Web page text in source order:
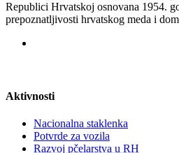
Republici Hrvatskoj osnovana 1954.
prepoznatljivosti hrvatskog meda i
Aktivnosti
Nacionalna staklenka
Potvrde za vozila
Razvoj pčelarstva u RH